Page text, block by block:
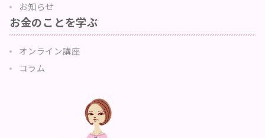
お知らせ
お金のことを学ぶ
オンライン講座
コラム